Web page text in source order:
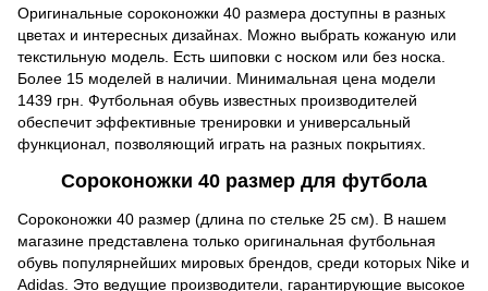
Оригинальные сороконожки 40 размера доступны в разных
цветах и ​​интересных дизайнах. Можно выбрать кожаную или
текстильную модель. Есть шиповки с носком или без носка.
Более 15 моделей в наличии. Минимальная цена модели
1439 грн. Футбольная обувь известных производителей
обеспечит эффективные тренировки и универсальный
функционал, позволяющий играть на разных покрытиях.
Сороконожки 40 размер для футбола
Сороконожки 40 размер (длина по стельке 25 см). В нашем
магазине представлена только оригинальная футбольная
обувь популярнейших мировых брендов, среди которых Nike и
Adidas. Это ведущие производители, гарантирующие высокое